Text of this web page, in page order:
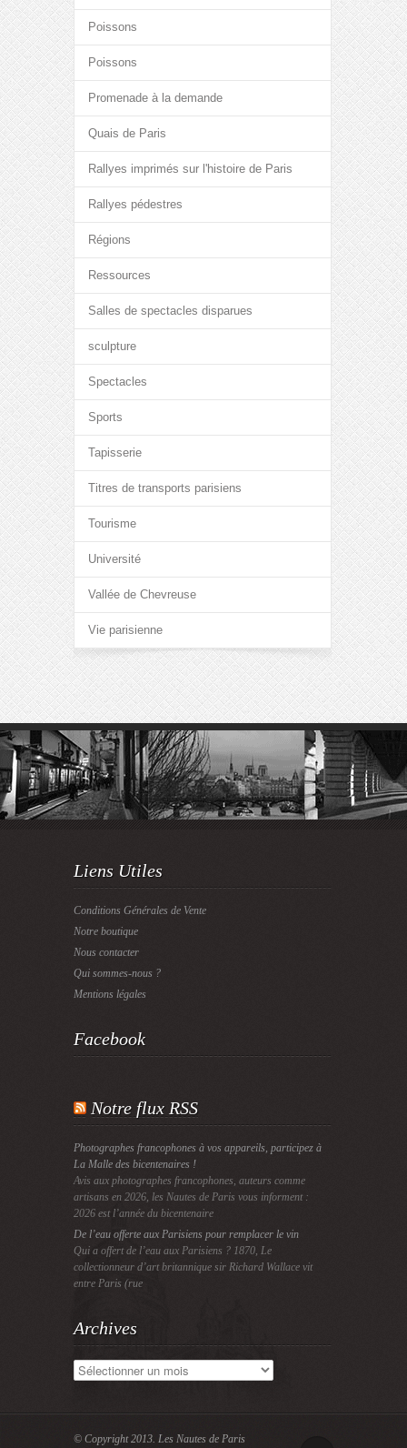
Poissons
Poissons
Promenade à la demande
Quais de Paris
Rallyes imprimés sur l'histoire de Paris
Rallyes pédestres
Régions
Ressources
Salles de spectacles disparues
sculpture
Spectacles
Sports
Tapisserie
Titres de transports parisiens
Tourisme
Université
Vallée de Chevreuse
Vie parisienne
Liens Utiles
Conditions Générales de Vente
Notre boutique
Nous contacter
Qui sommes-nous ?
Mentions légales
Facebook
Notre flux RSS
Photographes francophones à vos appareils, participez à
La Malle des bicentenaires !
Avis aux photographes francophones, auteurs comme
artisans en 2026, les Nautes de Paris vous informent :
2026 est l’année du bicentenaire
De l’eau offerte aux Parisiens pour remplacer le vin
Qui a offert de l’eau aux Parisiens ? 1870, Le
collectionneur d’art britannique sir Richard Wallace vit
entre Paris (rue
Archives
Archives
© Copyright 2013. Les Nautes de Paris